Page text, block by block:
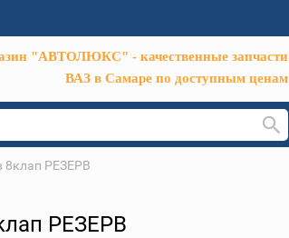
"АВТОЛЮКС" - качественные запчасти
ВАЗ в Самаре по доступным ценам
8клап РЕЗЕРВ
РЕЗЕРВ